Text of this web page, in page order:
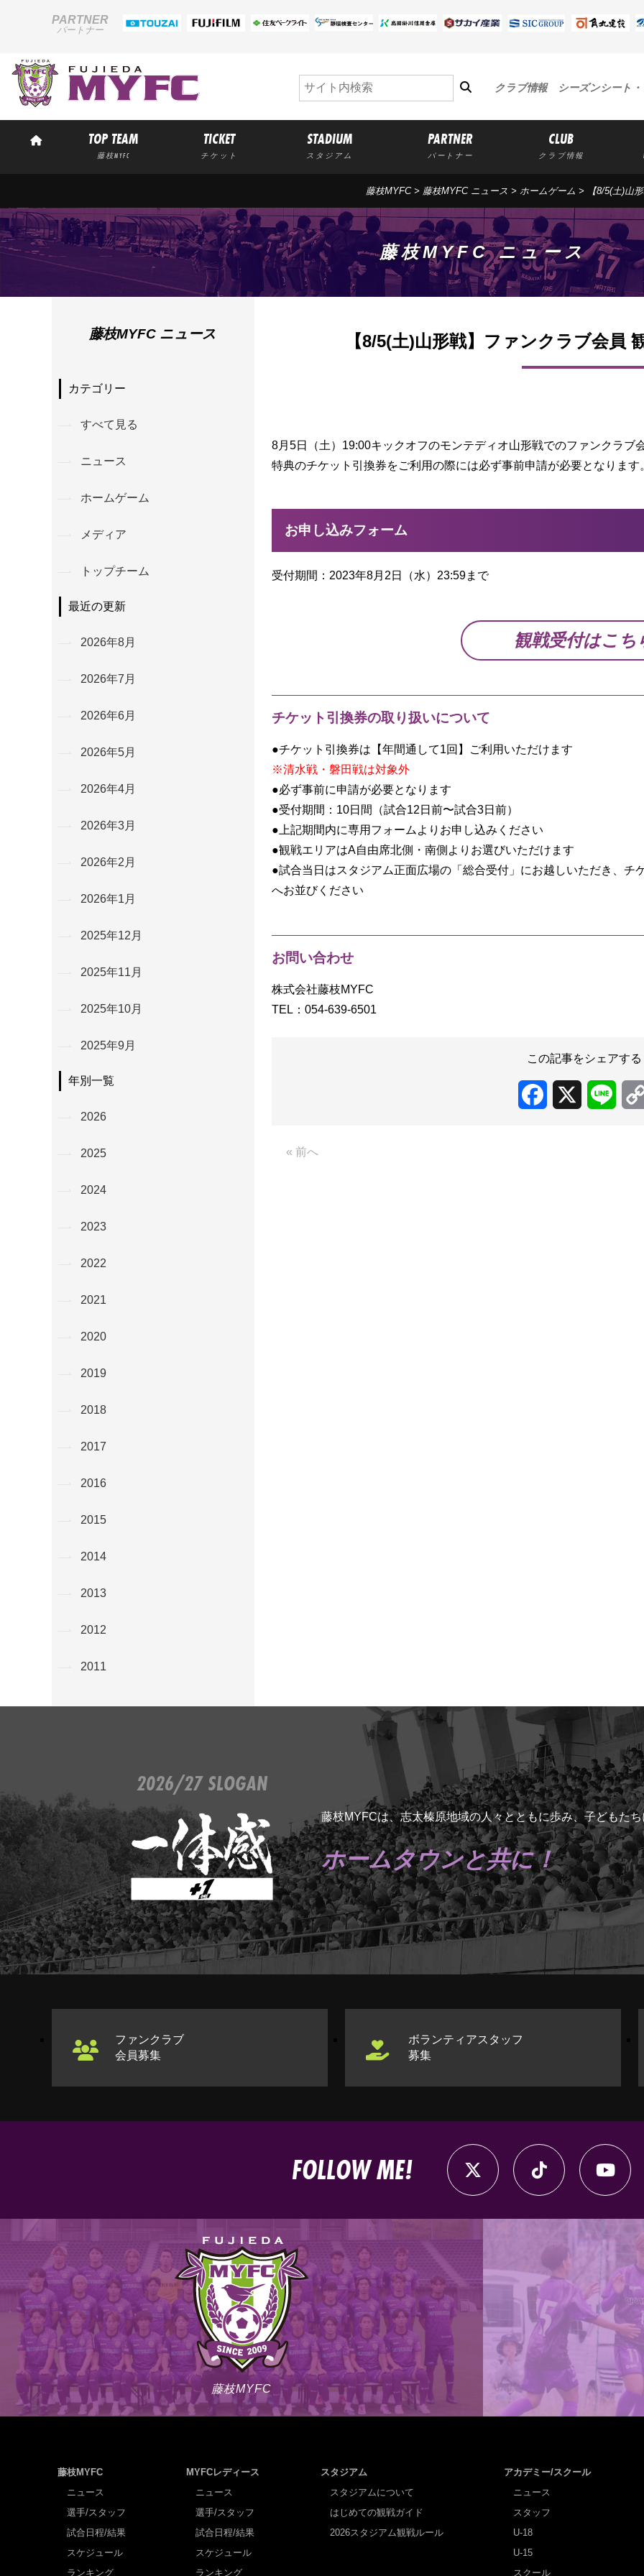
PARTNER
パートナー
クラブ情報 シーズンシート
TOP TEAM
藤枝MYFC
TICKET
チケット
STADIUM
スタジアム
PARTNER
パートナー
CLUB
クラブ情報
藤枝MYFC> 藤枝MYFC ニュース > ホームゲーム > 【8/5(土)山
藤枝MYFC ニュース
【8/5(土)山形戦】ファンクラブ会員
8月5日（土）19:00キックオフのモンテディオ山形戦でのファンクラブ
特典のチケット引換券をご利用の際には必ず事前申請が必要となります
お申し込みフォーム
受付期間：2023年8月2日（水）23:59まで
観戦受付はこち
チケット引換券の取り扱いについて
●チケット引換券は【年間通して1回】ご利用いただけます
※清水戦・磐田戦は対象外
●必ず事前に申請が必要となります
●受付期間：10日間（試合12日前〜試合3日前）
●上記期間内に専用フォームよりお申し込みください
●観戦エリアはA自由席北側・南側よりお選びいただけます
●試合当日はスタジアム正面広場の「総合受付」にお越しいただき、チ
へお並びください
お問い合わせ
株式会社藤枝MYFC
TEL：054-639-6501
この記事をシェアする
Facebook Line
« 前へ
藤枝MYFC ニュース
カテゴリー
すべて見る
ニュース
ホームゲーム
メディア
トップチーム
最近の更新
2026年8月
2026年7月
2026年6月
2026年5月
2026年4月
2026年3月
2026年2月
2026年1月
2025年12月
2025年11月
2025年10月
2025年9月
年別一覧
2026
2025
2024
2023
2022
2021
2020
2019
2018
2017
2016
2015
2014
2013
2012
2011
2026/27 SLOGAN
藤枝MYFCは、志太榛原地域の人々とともに歩み、子どもた
ホームタウンと共に！
ファンクラブ
会員募集
ボランティアスタッフ
募集
FOLLOW ME!
藤枝MYFC
藤枝MYFC
ニュース
選手/スタッフ
試合日程/結果
スケジュール
ランキング
MYFCレディース
ニュース
選手/スタッフ
試合日程/結果
スケジュール
ランキング
スタジアム
スタジアムについて
はじめての観戦ガイド
2026スタジアム観戦ルール
アカデミー/スクール
ニュース
スタッフ
U-18
U-15
スクール